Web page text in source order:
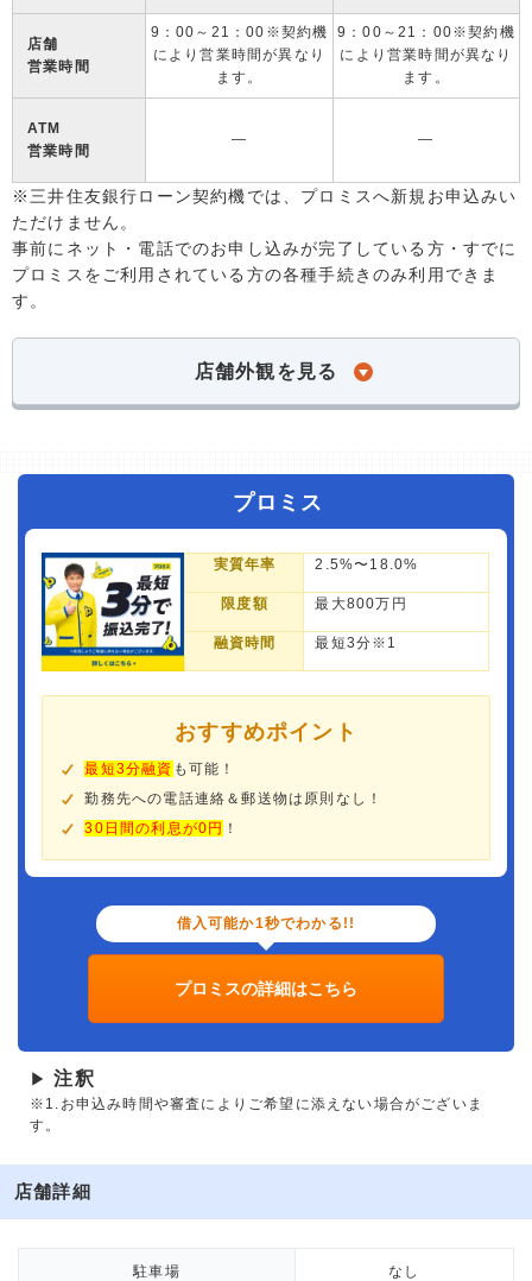
店舗
営業時間
9：00～21：00※契約機
により営業時間が異なり
ます。
9：00～21：00※契約機
により営業時間が異なり
ます。
ATM
営業時間
― ―
※三井住友銀行ローン契約機では、プロミスへ新規お申込みい
ただけません。
事前にネット・電話でのお申し込みが完了している方・すでに
プロミスをご利用されている方の各種手続きのみ利用できま
す。
店舗外観を見る
プロミス
実質年率 2.5%〜18.0%
限度額 最大800万円
融資時間 最短3分※1
おすすめポイント
最短3分融資 も可能！
勤務先への電話連絡＆郵送物は原則なし！
30日間の利息が0円 ！
借入可能か1秒でわかる!!
プロミスの詳細はこちら
▶ 注釈
※1.お申込み時間や審査によりご希望に添えない場合がございま
す。
店舗詳細
駐車場 なし